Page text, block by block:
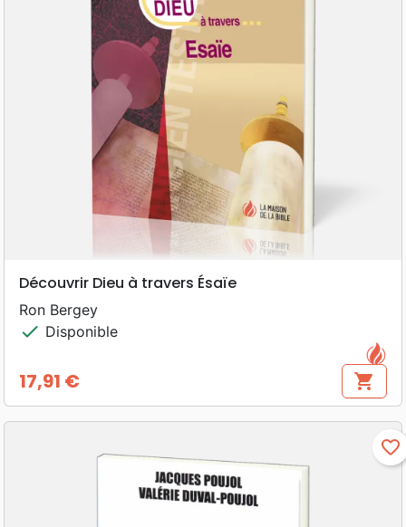
Découvrir Dieu à travers Ésaïe
Ron Bergey
check Disponible
Prix
17,91 € shopping_cart
favorite_border